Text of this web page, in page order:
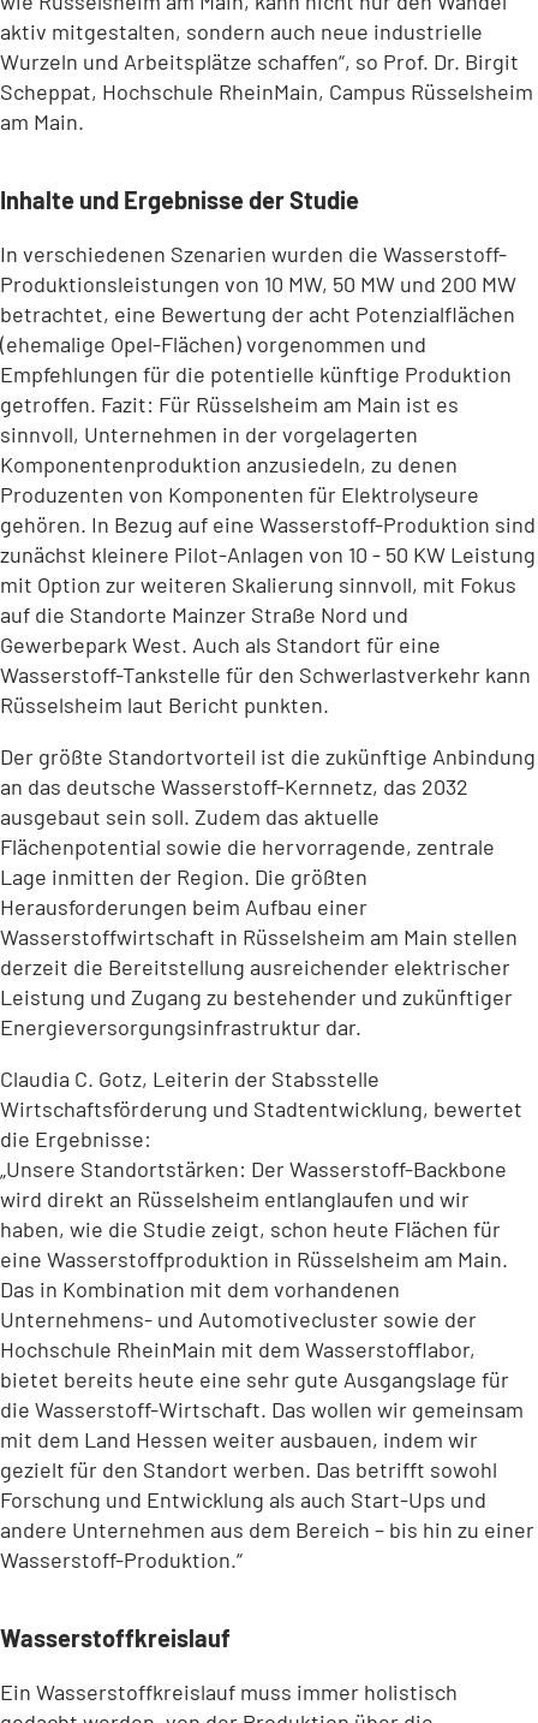
aktiv mitgestalten, sondern auch neue industrielle
Wurzeln und Arbeitsplätze schaffen“, so Prof. Dr. Birgit
Scheppat, Hochschule RheinMain, Campus Rüsselsheim
am Main.
Inhalte und Ergebnisse der Studie
In verschiedenen Szenarien wurden die Wasserstoff-
Produktionsleistungen von 10 MW, 50 MW und 200 MW
betrachtet, eine Bewertung der acht Potenzialflächen
(ehemalige Opel-Flächen) vorgenommen und
Empfehlungen für die potentielle künftige Produktion
getroffen. Fazit: Für Rüsselsheim am Main ist es
sinnvoll, Unternehmen in der vorgelagerten
Komponentenproduktion anzusiedeln, zu denen
Produzenten von Komponenten für Elektrolyseure
gehören. In Bezug auf eine Wasserstoff-Produktion sind
zunächst kleinere Pilot-Anlagen von 10 - 50 KW Leistung
mit Option zur weiteren Skalierung sinnvoll, mit Fokus
auf die Standorte Mainzer Straße Nord und
Gewerbepark West. Auch als Standort für eine
Wasserstoff-Tankstelle für den Schwerlastverkehr kann
Rüsselsheim laut Bericht punkten.
Der größte Standortvorteil ist die zukünftige Anbindung
an das deutsche Wasserstoff-Kernnetz, das 2032
ausgebaut sein soll. Zudem das aktuelle
Flächenpotential sowie die hervorragende, zentrale
Lage inmitten der Region. Die größten
Herausforderungen beim Aufbau einer
Wasserstoffwirtschaft in Rüsselsheim am Main stellen
derzeit die Bereitstellung ausreichender elektrischer
Leistung und Zugang zu bestehender und zukünftiger
Energieversorgungsinfrastruktur dar.
Claudia C. Gotz, Leiterin der Stabsstelle
Wirtschaftsförderung und Stadtentwicklung, bewertet
die Ergebnisse:
„Unsere Standortstärken: Der Wasserstoff-Backbone
wird direkt an Rüsselsheim entlanglaufen und wir
haben, wie die Studie zeigt, schon heute Flächen für
eine Wasserstoffproduktion in Rüsselsheim am Main.
Das in Kombination mit dem vorhandenen
Unternehmens- und Automotivecluster sowie der
Hochschule RheinMain mit dem Wasserstofflabor,
bietet bereits heute eine sehr gute Ausgangslage für
die Wasserstoff-Wirtschaft. Das wollen wir gemeinsam
mit dem Land Hessen weiter ausbauen, indem wir
gezielt für den Standort werben. Das betrifft sowohl
Forschung und Entwicklung als auch Start-Ups und
andere Unternehmen aus dem Bereich – bis hin zu einer
Wasserstoff-Produktion.“
Wasserstoffkreislauf
Ein Wasserstoffkreislauf muss immer holistisch